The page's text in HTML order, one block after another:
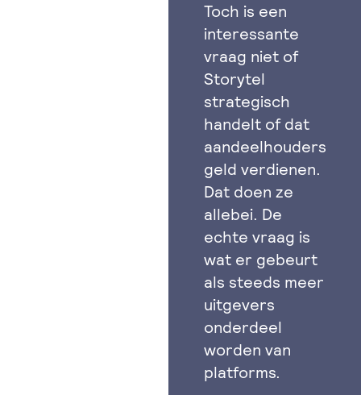
Toch is een
interessante
vraag niet of
Storytel
strategisch
handelt of dat
aandeelhouders
geld verdienen.
Dat doen ze
allebei. De
echte vraag is
wat er gebeurt
als steeds meer
uitgevers
onderdeel
worden van
platforms.